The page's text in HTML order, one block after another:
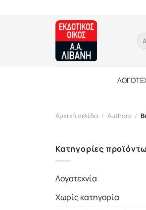
Αρχική σελίδα / Authors /
Κατηγορίες
Λογοτεχνία
Χωρίς κατηγορία